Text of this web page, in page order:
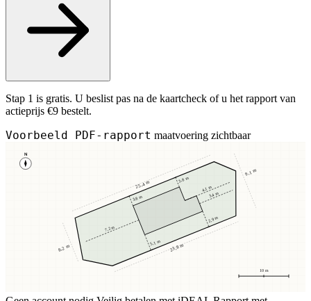
Stap 1 is gratis. U beslist pas na de kaartcheck of u het rapport van
actieprijs €9 bestelt.
Voorbeeld PDF-rapport maatvoering zichtbaar
N
10 m
3,8 m
3,8 m
5,1 m
2,9 m
7,2 m
3,4 m
4,1 m
25,4 m
23,8 m
8,2 m
9,1 m